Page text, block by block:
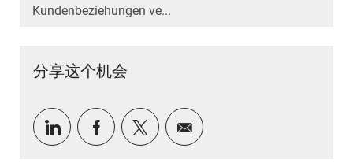
Kundenbeziehungen ve...
分享这个机会
通过 LinkedIn 分享
通过Facebook分享
通过推特分享通过电子邮件分享